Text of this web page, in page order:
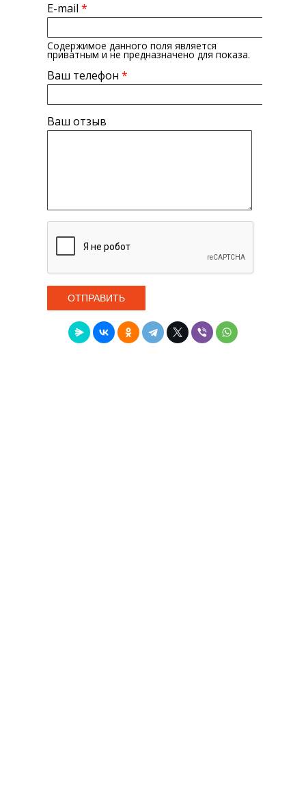
E-mail *
Содержимое данного поля является
приватным и не предназначено для показа.
Ваш телефон *
Ваш отзыв